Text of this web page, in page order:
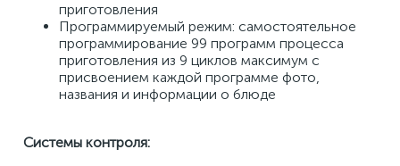
приготовления
Программируемый режим: самостоятельное
программирование 99 программ процесса
приготовления из 9 циклов максимум с
присвоением каждой программе фото,
названия и информации о блюде
Системы контроля: